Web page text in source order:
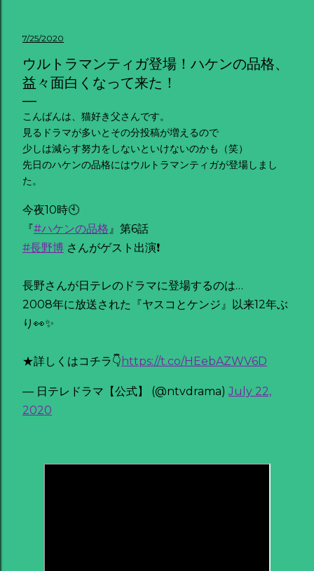
7/25/2020
ウルトラマンティガ登場！ハケンの品格、
益々面白くなって来た！
こんばんは、猫好き父さんです。
見るドラマが多いとその分投稿が増えるので
少しは減らす努力をしないといけないのかも（笑）
先日のハケンの品格にはウルトラマンティガが登場しまし
た。
今夜10時🕙
『#ハケンの品格』第6話
#長野博 さんがゲスト出演❗️
長野さんが日テレのドラマに登場するのは…
2008年に放送された『ヤスコとケンジ』以来12年ぶ
り👀✨
★詳しくはコチラ👇 https://t.co/HEebAZWV6D
— 日テレドラマ【公式】 (@ntvdrama)July 22,
2020